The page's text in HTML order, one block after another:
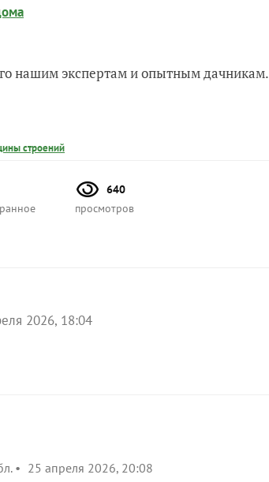
нашим экспертам и опытным дачникам.
строений
640
просмотров
2026, 18:04
25 апреля 2026, 20:08